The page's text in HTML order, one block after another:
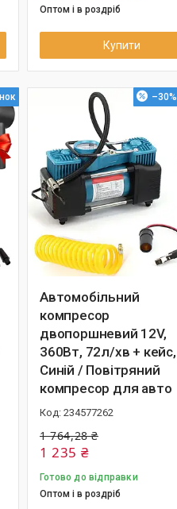
Оптом і в роздріб
Купити
–30%
Автомобільний
компресор
двопоршневий 12V,
360Вт, 72л/хв + кейс,
Синій / Повітряний
компресор для авто
234577262
1 764,28 ₴
1 235 ₴
Готово до відправки
Оптом і в роздріб